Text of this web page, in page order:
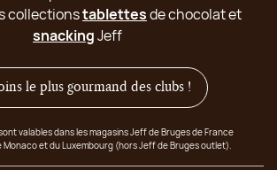
collectionstablettesde chocolat et
snackingJeff
le plus gourmand des clubs !
valables dans les magasins Jeff de Bruges de France
et du Luxembourg (hors Jeff de Bruges outlet).